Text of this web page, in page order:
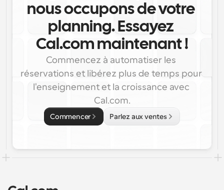
nous occupons de votre
planning. Essayez
Cal.com maintenant !
Commencez à automatiser les
réservations et libérez plus de temps pour
l'enseignement et la croissance avec
Cal.com.
Commencer Parlez aux ventes